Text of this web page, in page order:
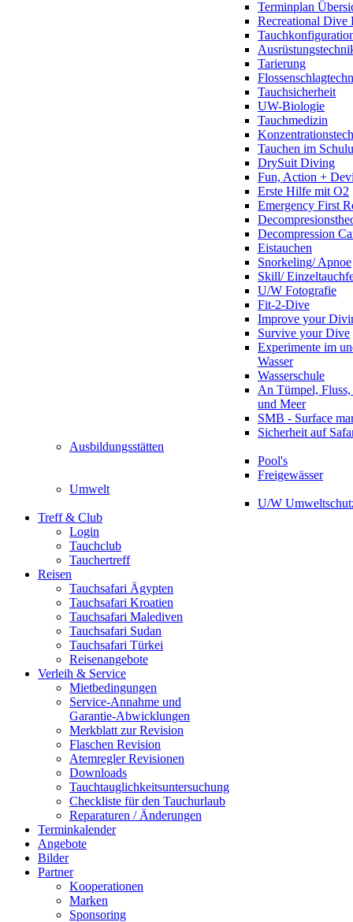
Terminplan
Recreational Dive
Tarierung
Tauchsicherheit
UW-Biologie
Tauchmedizin
Tauchen im
DrySuit Diving
Fun, Action +
Erste Hilfe mit O2
Emergency First
Decompression
Eistauchen
Snorkeling/ Apnoe
Skill/
U/W Fotografie
Fit-2-Dive
Improve your
Survive your Dive
Experimente im
Wasser
Wasserschule
An Tümpel,
und Meer
SMB - Surface
Sicherheit auf
Ausbildungsstätten
Pool's
Freigewässer
Umwelt
U/W
Treff & Club
Login
Tauchclub
Tauchertreff
Reisen
Tauchsafari Ägypten
Tauchsafari Kroatien
Tauchsafari Malediven
Tauchsafari Sudan
Tauchsafari Türkei
Reisenangebote
Verleih & Service
Mietbedingungen
Service-Annahme und
Garantie-Abwicklungen
Merkblatt zur Revision
Flaschen Revision
Atemregler Revisionen
Downloads
Tauchtauglichkeitsuntersuchung
Checkliste für den Tauchurlaub
Reparaturen / Änderungen
Terminkalender
Angebote
Bilder
Partner
Kooperationen
Marken
Sponsoring